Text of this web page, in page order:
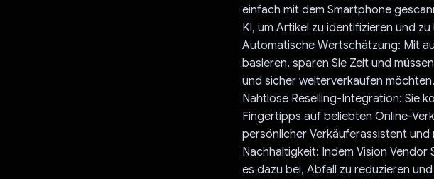
einfach mit dem Smartphone
KI, um Artikel zu identifizieren und
Automatische Wertschätzung: Mit
basieren, sparen Sie Zeit und
und sicher weiterverkaufen möchten.
Nahtlose Reselling-Integration: Sie
Fingertipps auf beliebten Online-
persönlicher Verkäuferassistent
Nachhaltigkeit: Indem Vision
es dazu bei, Abfall zu reduzieren